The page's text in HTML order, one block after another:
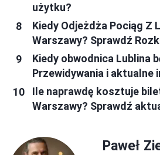
użytku?
Kiedy Odjeżdża Pociąg Z
Warszawy? Sprawdź
Kiedy obwodnica Lublina
Przewidywania i aktualne
Ile naprawdę kosztuje
Warszawy? Sprawdź
Paweł